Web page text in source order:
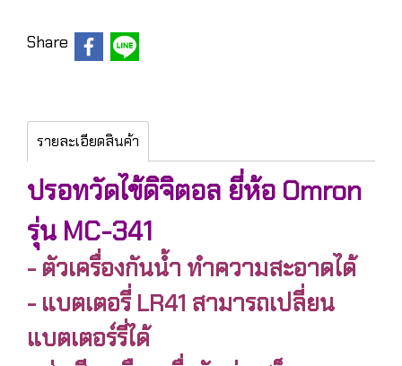
Share
รายละเอียดสินค้า
ปรอทวัดไข้ดิจิตอล ยี่ห้อ Omron
รุ่น MC-341
- ตัวเครื่องกันน้ำ ทำความสะอาดได้
- แบตเตอรี่ LR41 สามารถเปลี่ยน
แบตเตอร์รี่ได้